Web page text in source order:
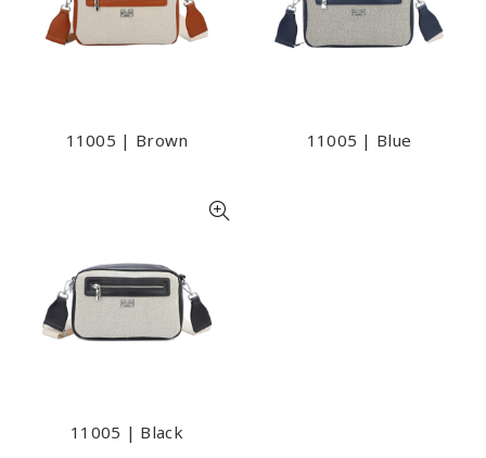
11005 | Brown 11005 | Blue
11005 | Black